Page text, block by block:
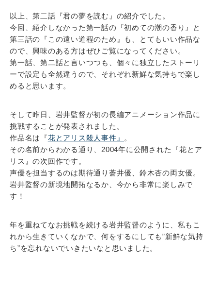
以上、第二話『君の夢を読む』の紹介でした。
今回、紹介しなかった第一話の『初めての潮の香り』と
第三話の『この遠い道程のため』も、とてもいい作品な
ので、興味のある方はぜひご覧になってください。
第一話、第二話と言いつつも、個々に独立したストーリ
ーで設定も全然違うので、それぞれ新鮮な気持ちで楽し
めると思います。
そして昨日、岩井監督が初の長編アニメーション作品に
挑戦することが発表されました。
作品名は『花とアリス殺人事件』
。
その名前からわかる通り、2004年に公開された『花とア
リス』の次回作です。
声優を担当するのは期待通り蒼井優、鈴木杏の両女優。
岩井監督の新境地開拓なるか、今から非常に楽しみで
す！
年を重ねてなお挑戦を続ける岩井監督のように、私もこ
れから生きていくなかで、何をするにしても”新鮮な気持
ち”を忘れないでいきたいなと思いました。